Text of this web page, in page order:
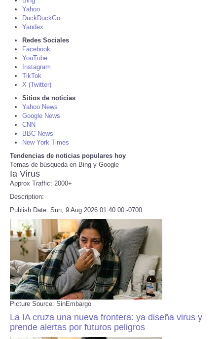
CATEGORIES
CONTACT
SEARCH
SHOPPING
Daily Deals
RobinsPost Store
Refund Policy
Yahoo
DuckDuckGo
Yandex
Redes Sociales
Facebook
YouTube
Instagram
TikTok
X (Twitter)
Sitios de noticias
Yahoo News
Google News
CNN
BBC News
New York Times
Tendencias de noticias populares hoy
Temas de búsqueda en Bing y Google
Ia Virus
Approx Traffic: 2000+
Description:
Publish Date: Sun, 9 Aug 2026 01:40:00 -0700
Picture Source: SinEmbargo
La IA cruza una nueva frontera: ya diseña virus y
prende alertas por futuros peligros